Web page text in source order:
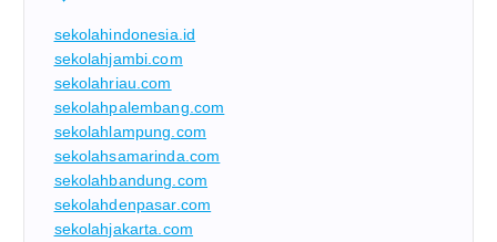
sekolahindonesia.id
sekolahjambi.com
sekolahriau.com
sekolahpalembang.com
sekolahlampung.com
sekolahsamarinda.com
sekolahbandung.com
sekolahdenpasar.com
sekolahjakarta.com